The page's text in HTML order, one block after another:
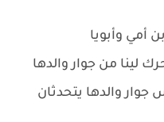
أمي وأبويا
لينا من جوار والدها
والدها يتحدثان